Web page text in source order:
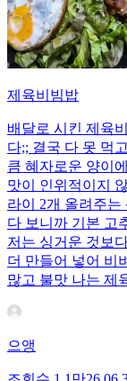
제육비빔밥
배달로 시킨 제육
다;; 결국 다 못 먹
큼 혜자로운 양이
맛이 인위적이지
라이 2개 올려주는
다 보니까 기본 고
저는 싱거운 것보
더 만들어 넣어 비
많고 불맛 나는 제
으앵